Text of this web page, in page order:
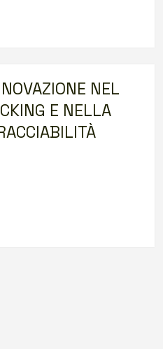
NEL
E NELLA